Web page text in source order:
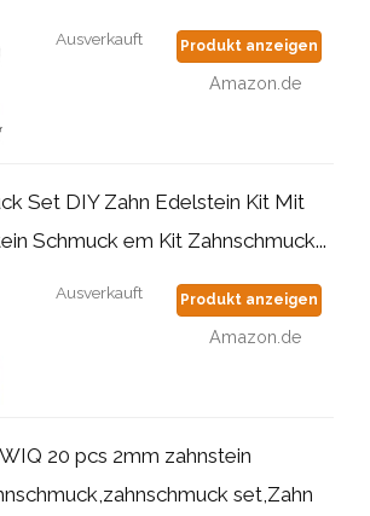
Ausverkauft Produkt anzeigen
Amazon.de
Set DIY Zahn Edelstein Kit Mit
Schmuck em Kit Zahnschmuck...
Ausverkauft Produkt anzeigen
Amazon.de
20 pcs 2mm zahnstein
set,Zahn